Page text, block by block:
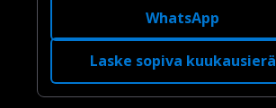
WhatsApp
Laske sopiva kuukausierä